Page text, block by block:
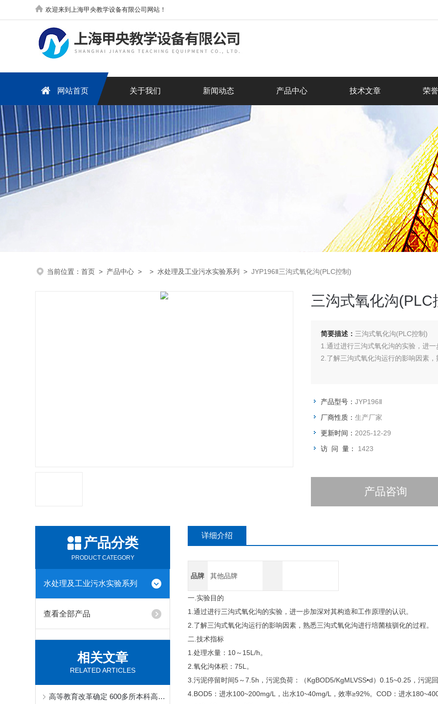
欢迎来到上海甲央教学设备有限公司网站！
网站首页 关于我们 新闻动态 产品中心 技术文章 荣
当前位置： 首页 > 产品中心 > > 水处理及工业污水实验系列 > JYP196Ⅱ三沟式氧化沟(PLC控制)
三沟式氧化沟(PLC
简要描述： 三沟式氧化沟(PLC控制)
1.通过进行三沟式氧化沟的实验，进
2.了解三沟式氧化沟运行的影响因素
产品型号： JYP196Ⅱ
厂商性质： 生产厂家
更新时间： 2025-12-29
访 问 量： 1423
产品咨询
产品分类
PRODUCT CATEGORY
水处理及工业污水实验系列
查看全部产品
相关文章
RELATED ARTICLES
高等教育改革确定 600多所本科高校将转向职业教育
详细介绍
品牌 其他品牌
一.实验目的
1.通过进行三沟式氧化沟的实验，进一步加深对其构造和工作原理的认识。
2.了解三沟式氧化沟运行的影响因素，熟悉三沟式氧化沟进行培菌核驯化的过程。
二.技术指标
1.处理水量：10～15L/h。
2.氧化沟体积：75L。
3.污泥停留时间5～7.5h，污泥负荷：（KgBOD5/KgMLVSS•d）0.15~0.25，污
4.BOD5：进水100~200mg/L，出水10~40mg/L，效率≥92%。COD：进水